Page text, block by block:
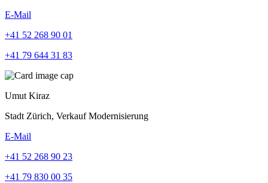
E-Mail
+41 52 268 90 01
+41 79 644 31 83
Umut Kiraz
Stadt Zürich, Verkauf Modernisierung
E-Mail
+41 52 268 90 23
+41 79 830 00 35